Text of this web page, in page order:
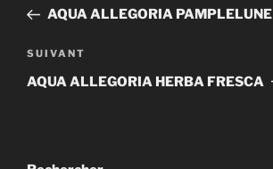
l’article
précédent
AQUA ALLEGORIA PAMPLELUNE
Article
suivant
SUIVANT
AQUA ALLEGORIA HERBA FRESCA